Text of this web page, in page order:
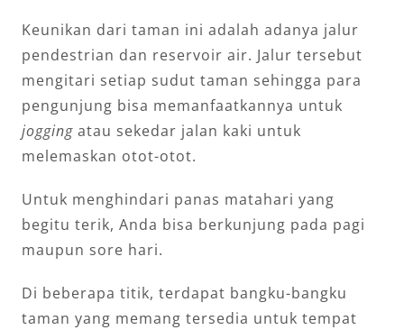
Keunikan dari taman ini adalah adanya jalur
pendestrian dan reservoir air. Jalur tersebut
mengitari setiap sudut taman sehingga para
pengunjung bisa memanfaatkannya untuk
jogging atau sekedar jalan kaki untuk
melemaskan otot-otot.
Untuk menghindari panas matahari yang
begitu terik, Anda bisa berkunjung pada pagi
maupun sore hari.
Di beberapa titik, terdapat bangku-bangku
taman yang memang tersedia untuk tempat